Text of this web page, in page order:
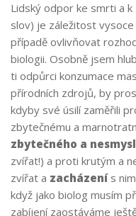
Lidský odpor ke smrti a
slov) je záležitost
případě ovlivňovat
biologii. Osobně jsem
ti odpůrci konzumace
přírodních zdrojů, by
kdyby své úsilí zaměřili
zbytečnému a
zbytečného a
zvířat!) a proti krutým a
zvířat a zacházenís
když jako biolog musím
zabíjení zaostáváme